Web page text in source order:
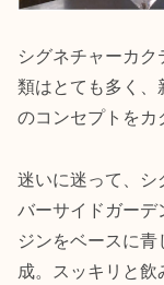
シグネチャーカ
類はとても多く、
のコンセプトをカ
迷いに迷って、シ
バーサイドガーデ
ジンをベースに
成。スッキリと